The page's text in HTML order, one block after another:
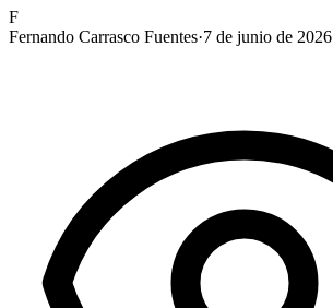
F
Fernando Carrasco Fuentes·7 de junio de 2026